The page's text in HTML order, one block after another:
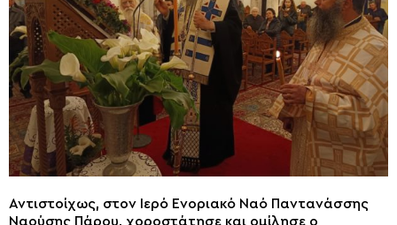
Αντιστοίχως, στον Ιερό Ενοριακό Ναό Παντανάσσης
Ναούσης Πάρου, χοροστάτησε και ομίλησε ο